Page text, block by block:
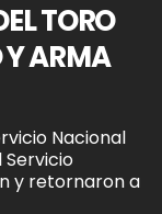
TORO
Y ARMA
Nacional
y retornaron a